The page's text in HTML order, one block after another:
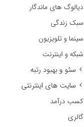
دیالوگ های ماندگار
سبک زندگی
سینما و تلویزیون
شبکه و اینترنت
سئو و بهبود رتبه
سایت های اینترنتی
کسب درآمد
گالری